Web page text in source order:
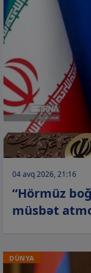
04 avq 2026, 21:16
“Hörmüz
müsbət
DÜNYA